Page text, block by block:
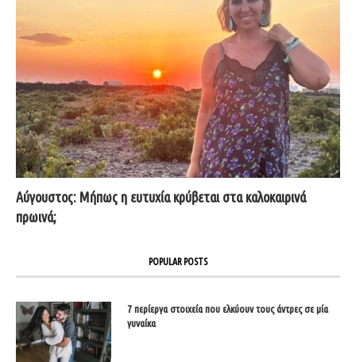
Αύγουστος: Μήπως η ευτυχία κρύβεται στα καλοκαιρινά
πρωινά;
POPULAR POSTS
7 περίεργα στοιχεία που ελκύουν τους άντρες σε μία
γυναίκα